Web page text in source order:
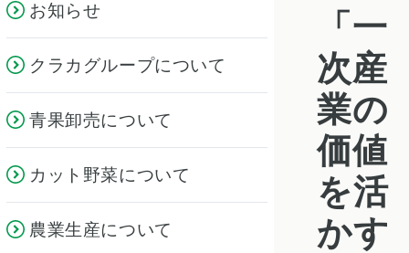
お知らせ
クラカグループについて
青果卸売について
カット野菜について
農業生産について
「一
次産
業の
価値
を活
かす